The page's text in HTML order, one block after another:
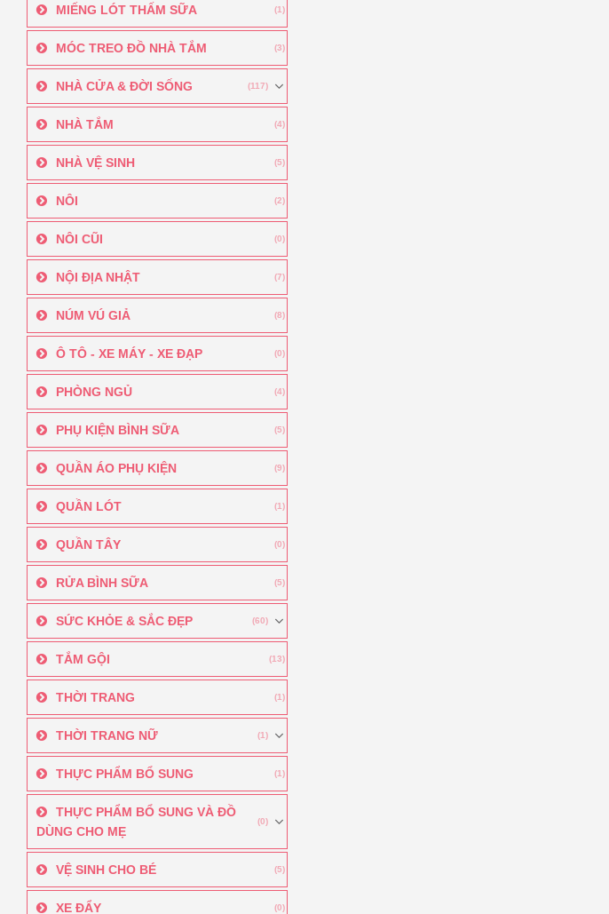
MIẾNG LÓT THẤM SỮA (1)
MÓC TREO ĐỒ NHÀ TẮM (3)
NHÀ CỬA & ĐỜI SỐNG (117)
NHÀ TẮM (4)
NHÀ VỆ SINH (5)
NÔI (2)
NÔI CŨI (0)
NỘI ĐỊA NHẬT (7)
NÚM VÚ GIẢ (8)
Ô TÔ - XE MÁY - XE ĐẠP (0)
PHÒNG NGỦ (4)
PHỤ KIỆN BÌNH SỮA (5)
QUẦN ÁO PHỤ KIỆN (9)
QUẦN LÓT (1)
QUẦN TÂY (0)
RỬA BÌNH SỮA (5)
SỨC KHỎE & SẮC ĐẸP (60)
TẮM GỘI (13)
THỜI TRANG (1)
THỜI TRANG NỮ (1)
THỰC PHẨM BỔ SUNG (1)
THỰC PHẨM BỔ SUNG VÀ ĐỒ
DÙNG CHO MẸ
(0)
VỆ SINH CHO BÉ (5)
XE ĐẨY (0)